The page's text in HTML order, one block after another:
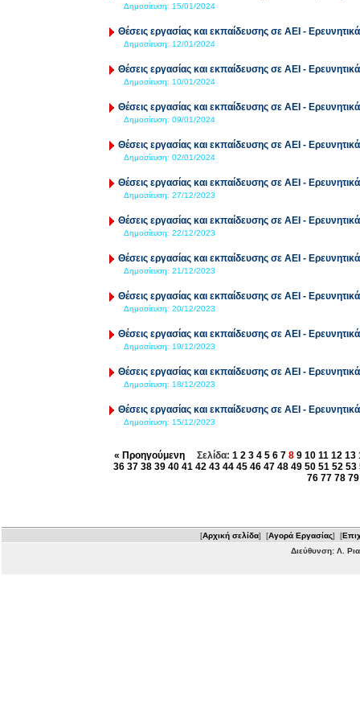
Δημοσίευση: 15/01/2024
Θέσεις εργασίας και εκπαίδευσης σε ΑΕΙ -
Δημοσίευση: 12/01/2024
Θέσεις εργασίας και εκπαίδευσης σε ΑΕΙ -
Δημοσίευση: 10/01/2024
Θέσεις εργασίας και εκπαίδευσης σε ΑΕΙ -
Δημοσίευση: 09/01/2024
Θέσεις εργασίας και εκπαίδευσης σε ΑΕΙ -
Δημοσίευση: 02/01/2024
Θέσεις εργασίας και εκπαίδευσης σε ΑΕΙ -
Δημοσίευση: 27/12/2023
Θέσεις εργασίας και εκπαίδευσης σε ΑΕΙ -
Δημοσίευση: 22/12/2023
Θέσεις εργασίας και εκπαίδευσης σε ΑΕΙ -
Δημοσίευση: 21/12/2023
Θέσεις εργασίας και εκπαίδευσης σε ΑΕΙ -
Δημοσίευση: 20/12/2023
Θέσεις εργασίας και εκπαίδευσης σε ΑΕΙ -
Δημοσίευση: 19/12/2023
Θέσεις εργασίας και εκπαίδευσης σε ΑΕΙ -
Δημοσίευση: 18/12/2023
Θέσεις εργασίας και εκπαίδευσης σε ΑΕΙ -
Δημοσίευση: 15/12/2023
« ΠροηγούμενηΣελίδα: 1 2 3 4 5 6 7 8 9 10 11 12 13
36 37 38 39 40 41 42 43 44 45 46 47 48 49 50 51 52 53
76 77 78 79
[Αρχική σελίδα] [Αγορά Εργασίας] [
Διεύθυνση: Λ.